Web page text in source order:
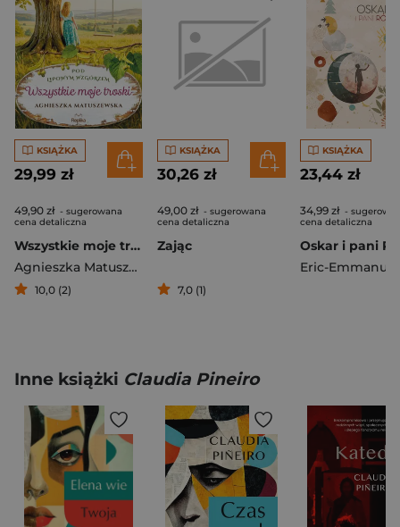
KSIĄŻKA
29,99 zł
49,90 zł - sugerowana
cena detaliczna
Wszystkie moje troski
Agnieszka Matuszewska
10,0 (2)
KSIĄŻKA
30,26 zł
49,00 zł - sugerowana
cena detaliczna
Zając
7,0 (1)
KSIĄŻKA
23,44 zł
34,99 zł -
cena detaliczna
Inne książki Claudia Pineiro